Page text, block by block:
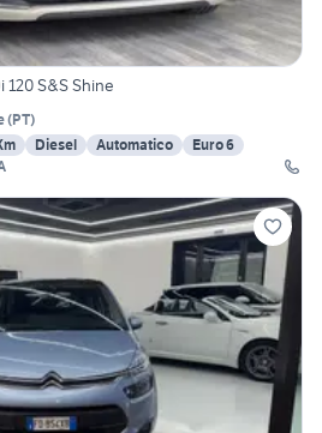
S&S Shine
(PT)
Diesel Automatico
Euro 6